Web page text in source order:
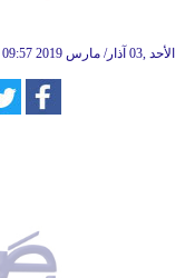
09:57 2019 الأحد ,03 آذار/ مارس